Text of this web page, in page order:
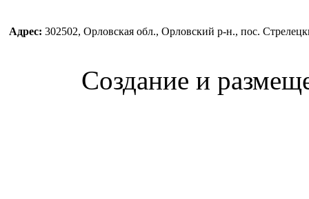
Адрес: 302502, Орловская обл., Орловский р-н., пос.
Создание и